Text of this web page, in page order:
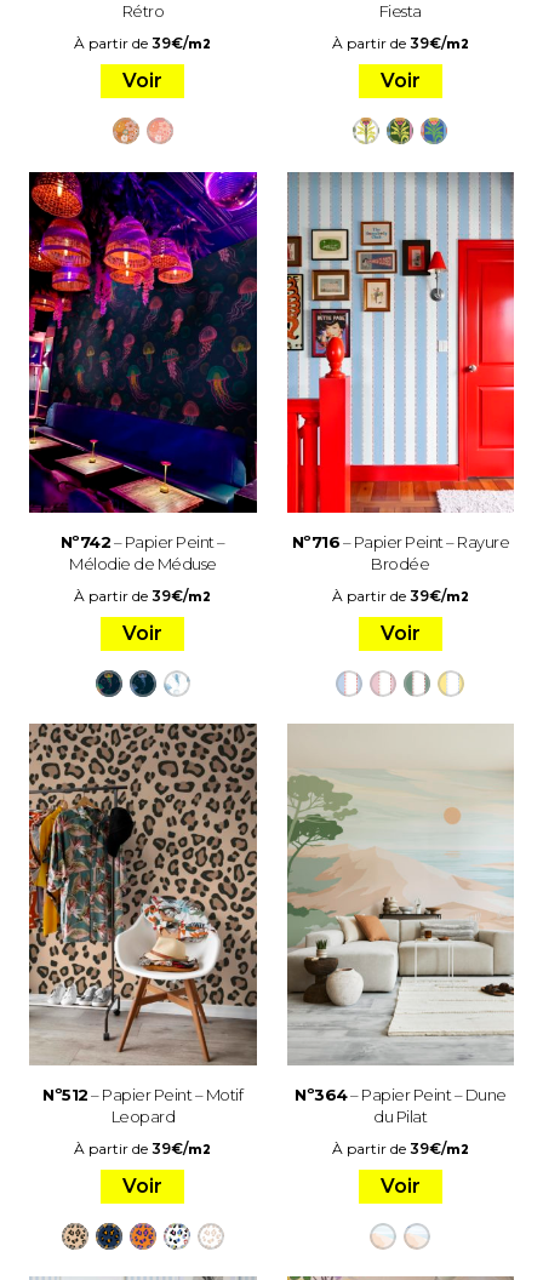
Rétro
À partir de39€/m2
Voir
Fiesta
À partir de 39€/m2
Voir
Nº742– Papier Peint –
Mélodie de Méduse
À partir de39€/m2
Voir
Nº716– Papier Peint – Rayure
Brodée
À partir de 39€/m2
Voir
Nº512– Papier Peint – Motif
Leopard
À partir de39€/m2
Voir
Nº364– Papier Peint – Dune
du Pilat
À partir de 39€/m2
Voir